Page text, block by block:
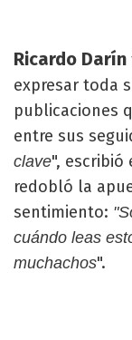
Ricardo Darín
expresar toda
publicaciones
entre sus
clave", escribió
redobló la
sentimiento:
cuándo leas
muchachos".